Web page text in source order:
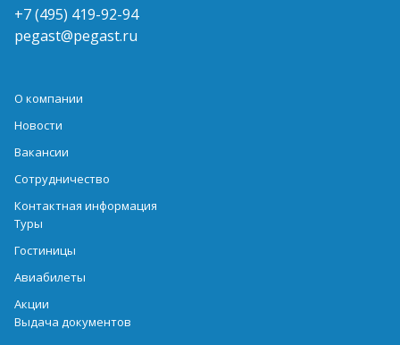
+7 (495) 419-92-94
pegast@pegast.ru
О компании
Новости
Вакансии
Сотрудничество
Контактная информация
Туры
Гостиницы
Авиабилеты
Акции
Выдача документов